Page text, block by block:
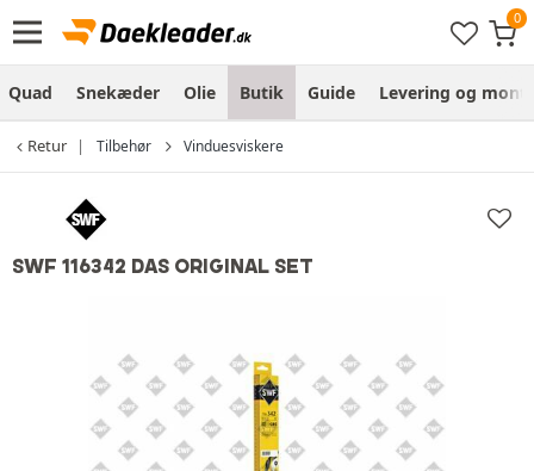
Quad Snekæder Olie Butik Guide Levering og
Retur Tilbehør Vinduesviskere
SWF 116342 DAS ORIGINAL SET